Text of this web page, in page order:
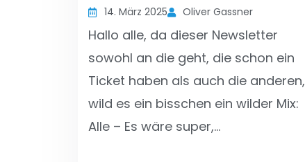
14. März 2025 Oliver Gassner
Hallo alle, da dieser Newsletter
sowohl an die geht, die schon ein
Ticket haben als auch die anderen,
wild es ein bisschen ein wilder Mix:
Alle – Es wäre super,…